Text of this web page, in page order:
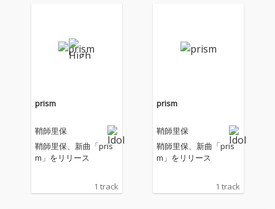
ながら揺れ動く心情を
描いた楽曲となってい
か」「本音ではどうし
たいのか」といった内
ける、繊細かつリアル
な感情を表現。誰しも
が抱える不安や迷いを
上がっている。サウン
ながら揺れ動く心情を
描いた楽曲となってい
か」「本音ではどうし
たいのか」といった内
ける、繊細かつリアル
な感情を表現。誰しも
が抱える不安や迷いを
上がっている。サウン
prism
鞘師里保
鞘師里保、新曲「pris
m」をリリース
1 track
prism
鞘師里保
鞘師里保、新曲「pris
m」をリリース
1 track